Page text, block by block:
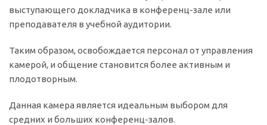
выступающего докладчика в конференц-зале или
преподавателя в учебной аудитории.
Таким образом, освобождается персонал от управления
камерой, и общение становится более активным и
плодотворным.
Данная камера является идеальным выбором для
средних и больших конференц-залов.